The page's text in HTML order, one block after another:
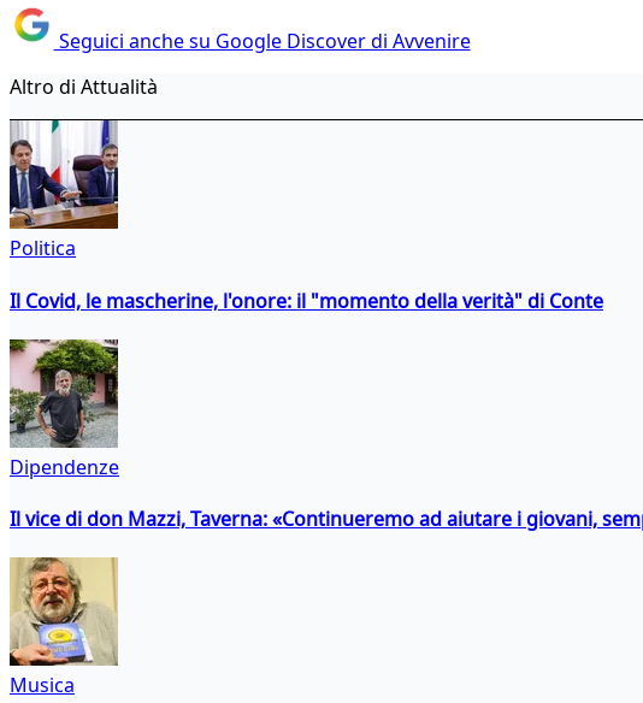
Seguici anche su Google Discover di Avvenire
Altro di Attualità
Politica
Il Covid, le mascherine, l'onore: il "momento della verità" di Conte
Dipendenze
Il vice di don Mazzi, Taverna: «Continueremo ad aiutare i giovani,
Musica